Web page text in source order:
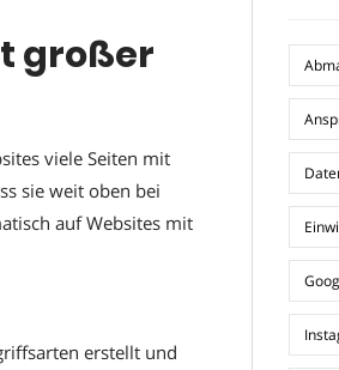
großer
viele Seiten mit
sie weit oben bei
auf Websites mit
erstellt und